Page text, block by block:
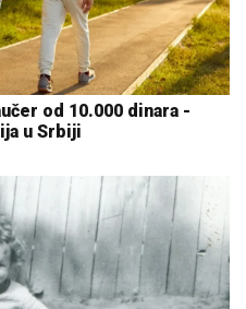
od 10.000 dinara -
u Srbiji